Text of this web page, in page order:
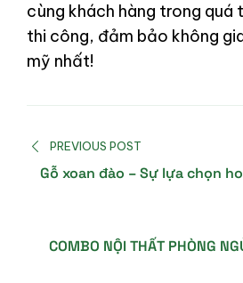
cùng khách hàng trong quá
thi công, đảm bảo không
mỹ nhất!
PREVIOUS POST
Gỗ xoan đào – Sự lựa chọn
COMBO NỘI THẤT PHÒNG